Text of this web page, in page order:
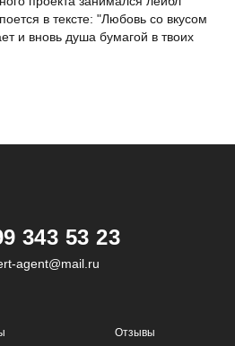
в тексте: "Любовь со вкусом
и вновь душа бумагой в твоих
343 53 23
agent@mail.ru
Отзывы